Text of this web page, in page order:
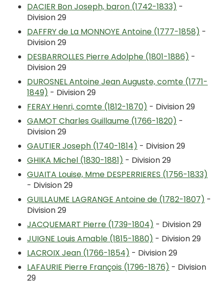
DACIER Bon Joseph, baron (1742-1833) -
Division 29
DAFFRY de La MONNOYE Antoine (1777-1858) -
Division 29
DESBARROLLES Pierre Adolphe (1801-1886) -
Division 29
DUROSNEL Antoine Jean Auguste, comte (1771-
1849) - Division 29
FERAY Henri, comte (1812-1870) - Division 29
GAMOT Charles Guillaume (1766-1820) -
Division 29
GAUTIER Joseph (1740-1814) - Division 29
GHIKA Michel (1830-1881) - Division 29
GUAITA Louise, Mme DESPERRIERES (1756-1833)
- Division 29
GUILLAUME LAGRANGE Antoine de (1782-1807) -
Division 29
JACQUEMART Pierre (1739-1804) - Division 29
JUIGNE Louis Amable (1815-1880) - Division 29
LACROIX Jean (1766-1854) - Division 29
LAFAURIE Pierre François (1796-1876) - Division
29